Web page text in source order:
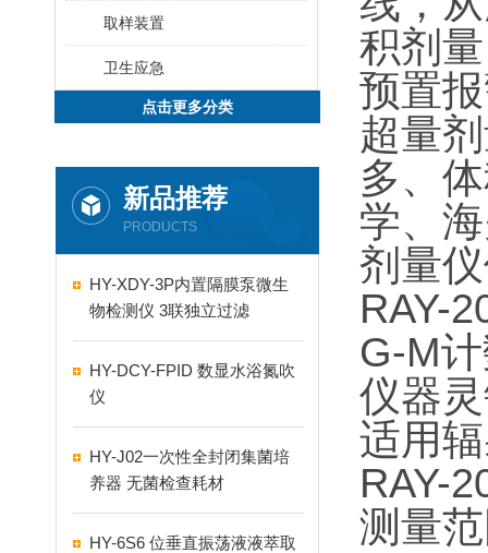
取样装置
卫生应急
点击更多分类
新品推荐
PRODUCTS
HY-XDY-3P内置隔膜泵微生
物检测仪 3联独立过滤
HY-DCY-FPID 数显水浴氮吹
仪
HY-J02一次性全封闭集菌培
养器 无菌检查耗材
HY-6S6 位垂直振荡液液萃取
积剂
预置
超量
多、
学、
剂量
RAY-
G-M
仪器
适用
RAY-
测量